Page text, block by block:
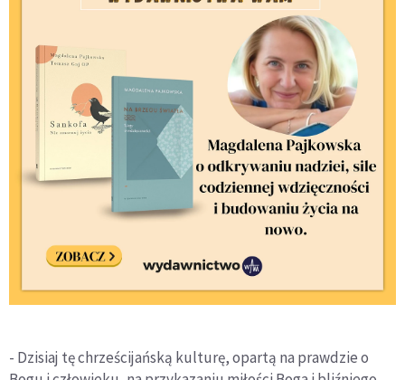
- Dzisiaj tę chrześcijańską kulturę, opartą na prawdzie o